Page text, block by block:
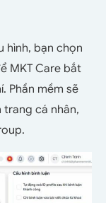
hình, bạn chọn
MKT Care bắt
Phần mềm sẽ
cá nhân,